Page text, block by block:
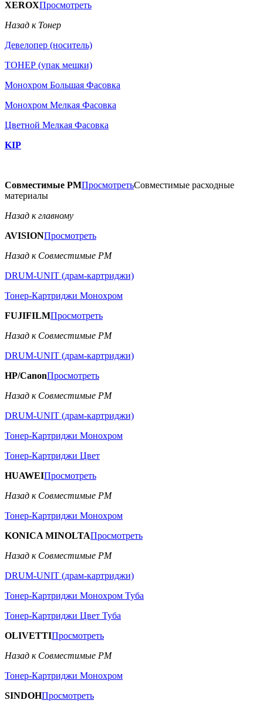
XEROXПросмотреть
Назад к Тонер
Девелопер (носитель)
ТОНЕР (упак мешки)
Монохром Большая Фасовка
Монохром Мелкая Фасовка
Цветной Мелкая Фасовка
KIP
Совместимые РМПросмотретьСовместимые расходные
материалы
Назад к главному
AVISIONПросмотреть
Назад к Совместимые РМ
DRUM-UNIT (драм-картриджи)
Тонер-Картриджи Монохром
FUJIFILMПросмотреть
Назад к Совместимые РМ
DRUM-UNIT (драм-картриджи)
HP/CanonПросмотреть
Назад к Совместимые РМ
DRUM-UNIT (драм-картриджи)
Тонер-Картриджи Монохром
Тонер-Картриджи Цвет
HUAWEIПросмотреть
Назад к Совместимые РМ
Тонер-Картриджи Монохром
KONICA MINOLTAПросмотреть
Назад к Совместимые РМ
DRUM-UNIT (драм-картриджи)
Тонер-Картриджи Монохром Туба
Тонер-Картриджи Цвет Туба
OLIVETTIПросмотреть
Назад к Совместимые РМ
Тонер-Картриджи Монохром
SINDOHПросмотреть